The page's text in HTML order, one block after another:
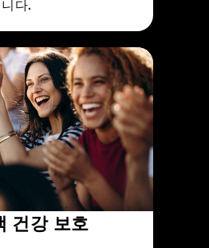
다.
건강 보호